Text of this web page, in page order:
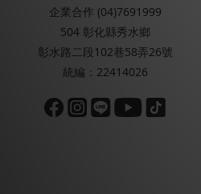
企業合作 (04)7691999
504 彰化縣秀水鄉
彰水路二段102巷58弄26號
統編：22414026